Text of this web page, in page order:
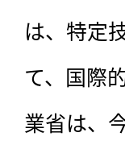
は、特定
て、国際
業省は、